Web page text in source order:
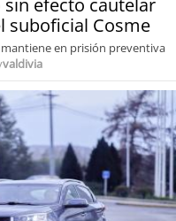
sin efecto cautelar
suboficial Cosme
en prisión preventiva
valdivia